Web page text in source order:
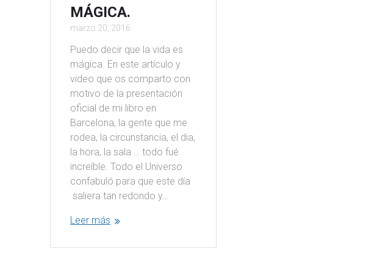
MÁGICA.
marzo 20, 2016
Puedo decir que la vida es
mágica. En este artículo y
video que os comparto con
motivo de la presentación
oficial de mi libro en
Barcelona, la gente que me
rodea, la circunstancia, el dia,
la hora, la sala … todo fué
increíble. Todo el Universo
confabuló para que este día
saliera tan redondo y…
Leer más